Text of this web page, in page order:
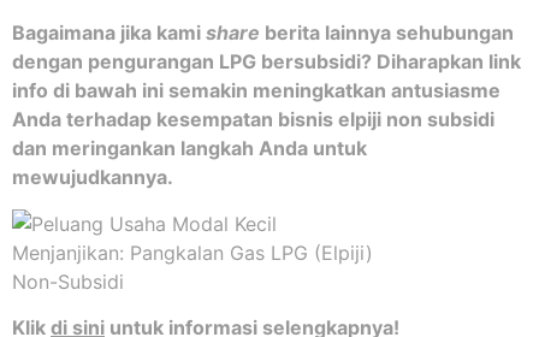
Bagaimana jika kami share berita lainnya sehubungan
dengan pengurangan LPG bersubsidi? Diharapkan link
info di bawah ini semakin meningkatkan antusiasme
Anda terhadap kesempatan bisnis elpiji non subsidi
dan meringankan langkah Anda untuk
mewujudkannya.
Klik di sini untuk informasi selengkapnya!